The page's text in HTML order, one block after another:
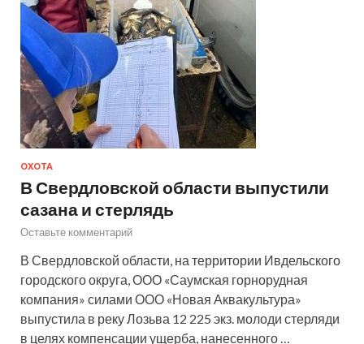
ОХОТА
В Свердловской области выпустили
сазана и стерлядь
Оставьте комментарий
В Свердловской области, на территории Ивдельского
городского округа, ООО «Саумская горнорудная
компания» силами ООО «Новая Аквакультура»
выпустила в реку Лозьва 12 225 экз. молоди стерляди
в целях компенсации ущерба, нанесенного …